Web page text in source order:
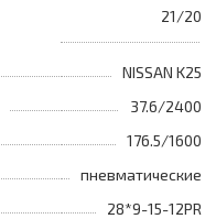
21/20
NISSAN K25
37.6/2400
176.5/1600
пневматические
28*9-15-12PR